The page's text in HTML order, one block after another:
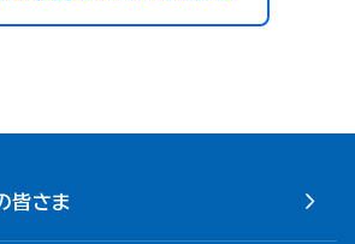
皆さま